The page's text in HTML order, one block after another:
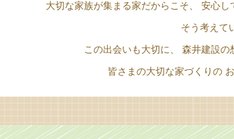
大切な家族が集まる家だからこそ、安心し
そう考えて
この出会いも大切に、森井建設の
皆さまの大切な家づくりの